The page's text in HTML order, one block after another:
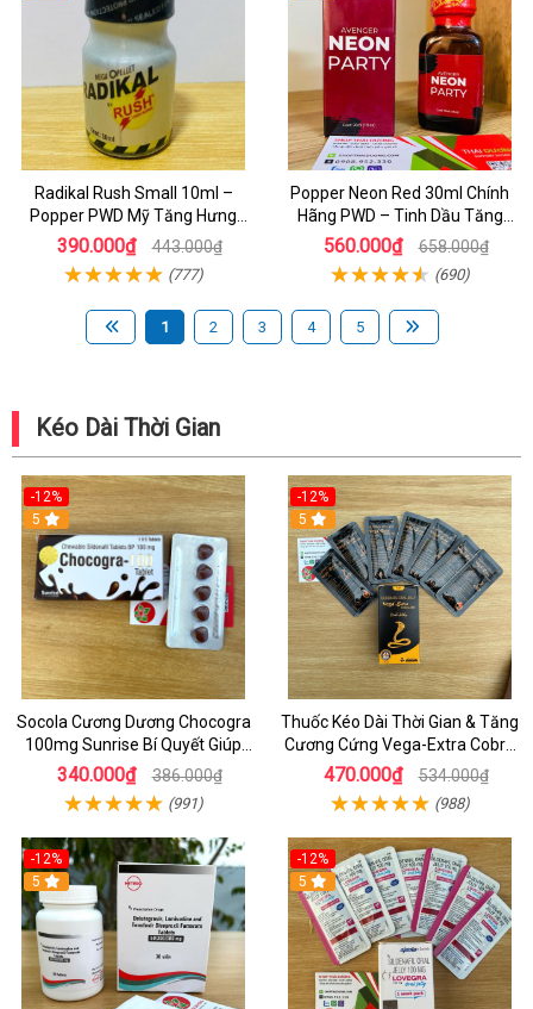
Radikal Rush Small 10ml –
Popper PWD Mỹ Tăng Hưng
Phấn, Kích Thích Cực Mạnh Cho
Cuộc Yêu
390.000₫ 443.000₫
(777)
Popper Neon Red 30ml Chính
Hãng PWD – Tinh Dầu Tăng
Hưng Phấn Cực Mạnh Cho Bot
560.000₫ 658.000₫
(690)
1 2 3 4 5
Kéo Dài Thời Gian
-12%
5
Socola Cương Dương Chocogra
100mg Sunrise Bí Quyết Giúp
Nam Giới Sung Mãn
340.000₫ 386.000₫
(991)
-12%
5
Thuốc Kéo Dài Thời Gian & Tăng
Cương Cứng Vega-Extra Cobra
200mg Oral Jelly Chính Hãng
470.000₫ 534.000₫
(988)
-12%
5
-12%
5